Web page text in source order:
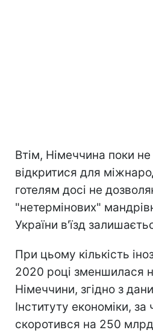
Втім, Німеччина поки
відкритися для
готелям досі не
"нетермінових"
України в'їзд
При цьому кількість
2020 році зменшилася
Німеччини, згідно з
Інституту економіки, за
скоротився на 250